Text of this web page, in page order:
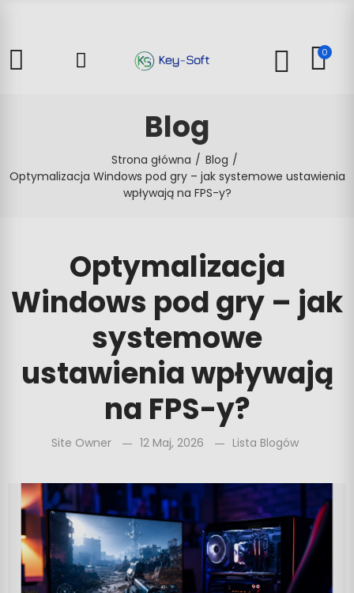
0
Blog
Strona główna
Blog
Optymalizacja Windows pod gry – jak systemowe ustawienia
wpływają na FPS-y?
Optymalizacja
Windows pod gry – jak
systemowe
ustawienia wpływają
na FPS-y?
Site Owner 12 Maj, 2026 Lista Blogów